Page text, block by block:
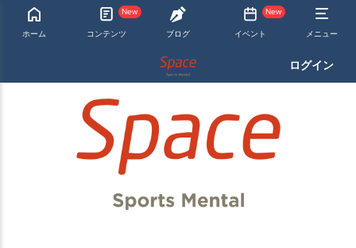
ホーム
New
コンテンツ ブログ
New
イベント メニュー
ログイン